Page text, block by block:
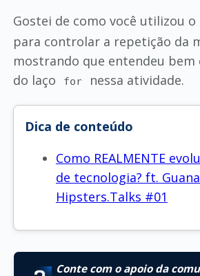
Gostei de como você utilizou o
para controlar a repetição da
mostrando que entendeu
do laço
for nessa atividade.
Dica de conteúdo
Como REALMENTE
de tecnologia? ft.
Hipsters.Talks #01
Conte com o apoio da